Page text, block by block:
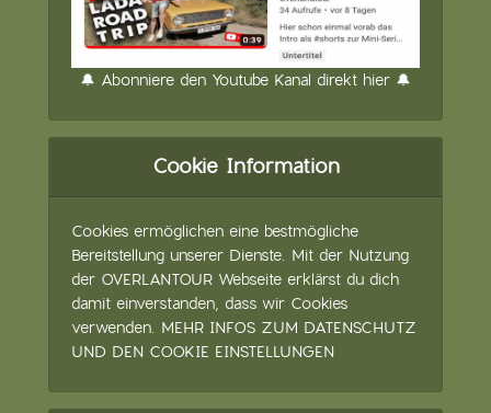
🔔 Abonniere den Youtube Kanal direkt hier 🔔
Cookie Information
Cookies ermöglichen eine bestmögliche
Bereitstellung unserer Dienste. Mit der Nutzung
der OVERLANTOUR Webseite erklärst du dich
damit einverstanden, dass wir Cookies
verwenden. MEHR INFOS ZUM DATENSCHUTZ
UND DEN COOKIE EINSTELLUNGEN